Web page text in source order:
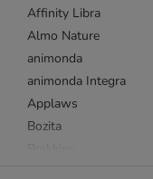
Affinity Libra
Almo Nature
animonda
animonda Integra
Applaws
Bozita